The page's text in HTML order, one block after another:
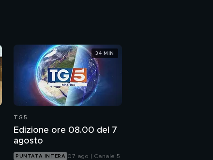
TG5
Edizione ore 08.00 del 7
agosto
PUNTATA INTERA 07 ago | Canale 5
34 MIN